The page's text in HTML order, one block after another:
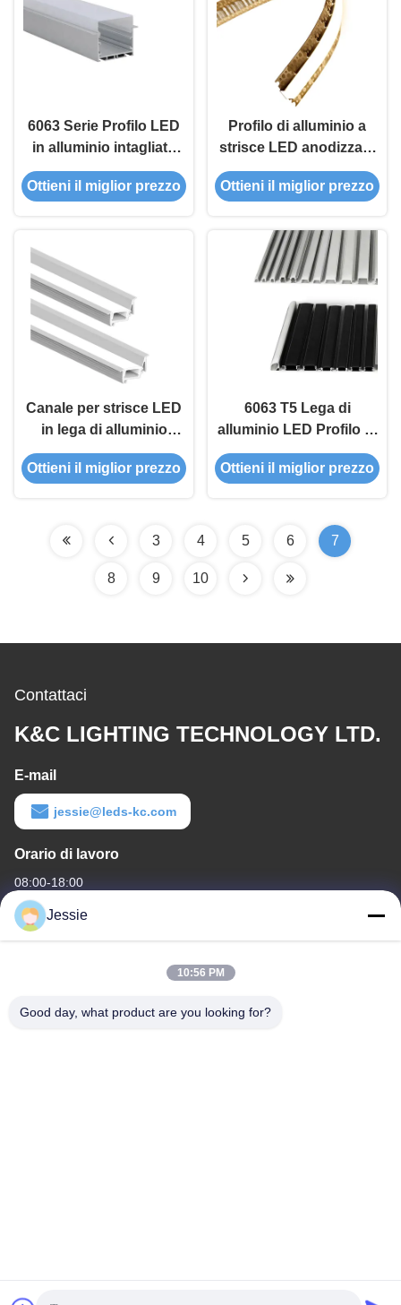
6063 Serie Profilo LED
in alluminio intagliato
con superficie
anodizzata e 64 mm x 50
Ottieni il miglior prezzo
Profilo di alluminio a
strisce LED anodizzato
di alta qualità con
lunghezza
l'installazione su
superficie e montata in
recessione
Ottieni il miglior prezzo
Canale per strisce LED
in lega di alluminio
6063-T5 con superficie
anodizzata per
Ottieni il miglior prezzo
6063 T5 Lega di
alluminio LED Profilo di
alluminio
W17.0*H9.0mm con
Ottieni il miglior prezzo
3 4 5 6 7
8 9 10
Contattaci
K&C LIGHTING TECHNOLOGY LTD.
E-mail
jessie@leds-kc.com
Orario di lavoro
08:00-18:00
Il nostro indirizzo
FS Science Park, n. 181, strada Gushu 1, comunità di Guxing,
Jessie
10:56 PM
Good day, what product are you looking for?